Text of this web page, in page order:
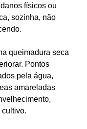
físicos ou
sozinha, não
queimadura seca
Pontos
pela água,
amareladas
cultivo.